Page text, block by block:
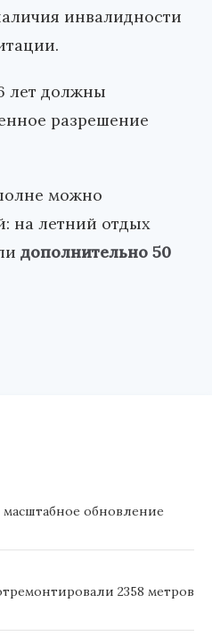
инвалидности
лет должны
разрешение
можно
на летний отдых
дополнительно 50
обновление
2358 метров